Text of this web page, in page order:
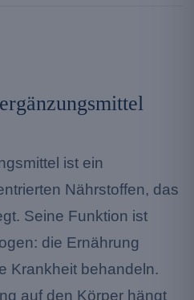
ist ein
Nährstoffen, das
Seine Funktion ist
die Ernährung
Krankheit behandeln.
auf den Körper hängt